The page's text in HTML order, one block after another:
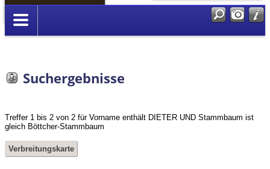
Anmelden
Suchergebnisse
Treffer 1 bis 2 von 2 für Vorname enthält DIETER UND Stammbaum ist
gleich Böttcher-Stammbaum
Verbreitungskarte